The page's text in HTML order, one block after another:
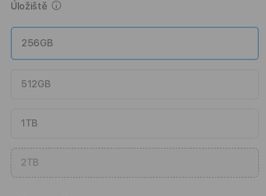
Úložiště
256GB
512GB
1TB
2TB